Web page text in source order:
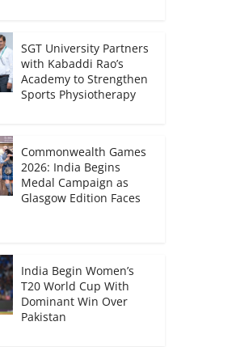
SGT University Partners
with Kabaddi Rao’s
Academy to Strengthen
Sports Physiotherapy
Commonwealth Games
2026: India Begins
Medal Campaign as
Glasgow Edition Faces
India Begin Women’s
T20 World Cup With
Dominant Win Over
Pakistan